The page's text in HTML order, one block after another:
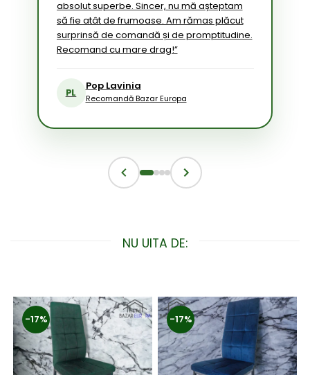
absolut superbe. Sincer, nu mă așteptam
să fie atât de frumoase. Am rămas plăcut
surprinsă de comandă și de promptitudine.
Recomand cu mare drag!”
PL
Pop Lavinia
Recomandă Bazar Europa
NU UITA DE:
-17% -17%